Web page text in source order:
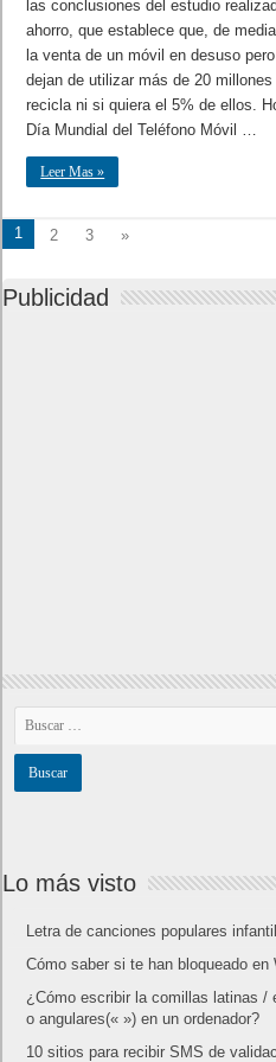
las conclusiones del estudio
ahorro, que establece que, de
la venta de un móvil en desuso
dejan de utilizar más de 20
recicla ni si quiera el 5% de ellos.
Día Mundial del Teléfono Móvil …
Leer Mas »
1 2 3 »
Publicidad
Lo más visto
Letra de canciones populares
Cómo saber si te han bloqueado en
¿Cómo escribir la comillas latinas /
o angulares(« ») en un ordenador?
10 sitios para recibir SMS de